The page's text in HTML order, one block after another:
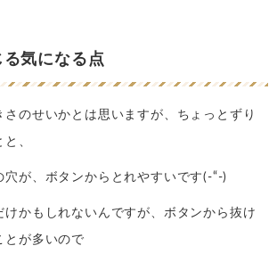
気になる点
さのせいかとは思いますが、ちょっとずり
、
穴が、ボタンからとれやすいです(-“-)
けかもしれないんですが、ボタンから抜け
とが多いので